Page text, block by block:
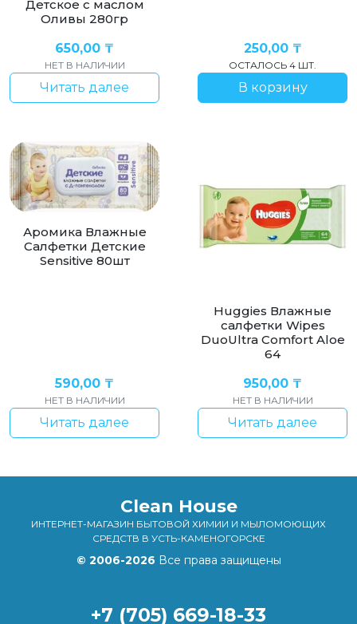
Детское с маслом
Оливы 280гр
650,00 ₸
НЕТ В НАЛИЧИИ
Читать далее
250,00 ₸
ОСТАЛОСЬ 4 ШТ.
В корзину
Аромика Влажные
Салфетки Детские
Sensitive 80шт
590,00 ₸
НЕТ В НАЛИЧИИ
Читать далее
Huggies Влажные
салфетки Wipes
DuoUltra Comfort Aloe
64
950,00 ₸
НЕТ В НАЛИЧИИ
Читать далее
Clean House
ИНТЕРНЕТ-МАГАЗИН БЫТОВОЙ ХИМИИ И МЫЛОМОЮЩИХ
СРЕДСТВ В УСТЬ-КАМЕНОГОРСКЕ
© 2006-2026 Все права защищены
+7 (705) 669-18-33